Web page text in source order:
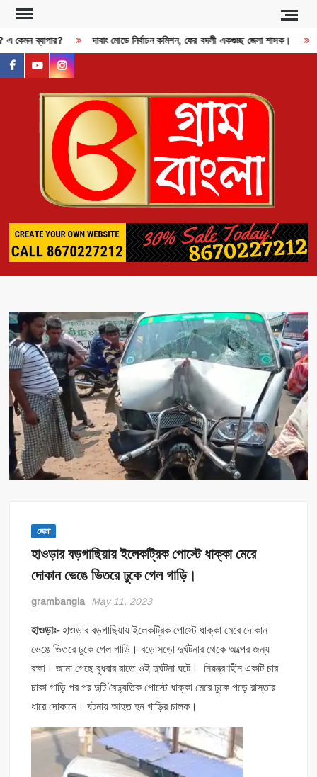
Skip
content
এ কেমন ব্যাপার? দাবাং মোডে নির্বাচন কমিশন, ফের বদলী একগুচ্ছ জেলা শাসক।
facebook
youtubeinstagram
জেলা
হাওড়ার বড়গাছিয়ায় ইলেকট্রিক পোস্টে ধাক্কা মেরে
দোকান ভেঙে ভিতরে ঢুকে গেল গাড়ি।
grambangla May 11, 2023
হাওড়াঃ-হাওড়ার বড়গাছিয়ায় ইলেকট্রিক পোস্টে ধাক্কা মেরে দোকান
ভেঙে ভিতরে ঢুকে গেল গাড়ি। বড়োসড়ো দুর্ঘটনার থেকে অল্পের জন্য
রক্ষা। জানা গেছে বুধবার রাতে ওই দুর্ঘটনা ঘটে। নিয়ন্ত্রণহীন একটি চার
চাকা গাড়ি পর পর দুটি বৈদ্যুতিক পোস্টে ধাক্কা মেরে ঢুকে পড়ে রাস্তার
ধারে দোকানে। ঘটনায় আহত হন গাড়ির চালক।